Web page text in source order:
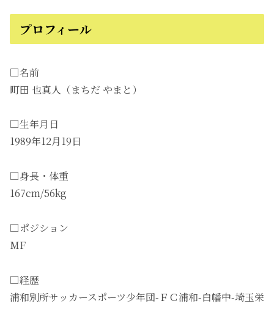
プロフィール
□名前
町田 也真人（まちだ やまと）
□生年月日
1989年12月19日
□身長・体重
167cm/56kg
□ポジション
MF
□経歴
浦和別所サッカースポーツ少年団-ＦＣ浦和-白幡中-埼玉栄